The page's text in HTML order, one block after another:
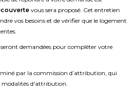
vous sera proposé. Cet entretien
vos besoins et de vérifier que le logement
seront demandées pour compléter votre
par la commission d’attribution, qui
d'attribution.